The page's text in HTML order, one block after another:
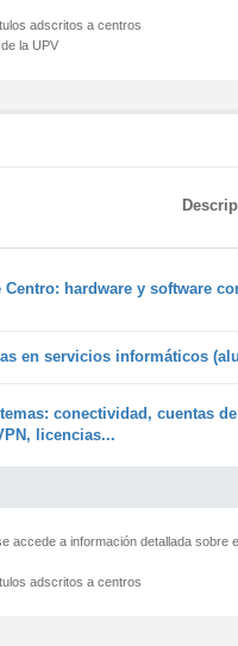
adscritos a centros
la UPV
hardware y software
en servicios informáticos
conectividad, cuentas
licencias...
accede a información detallada sobre
adscritos a centros